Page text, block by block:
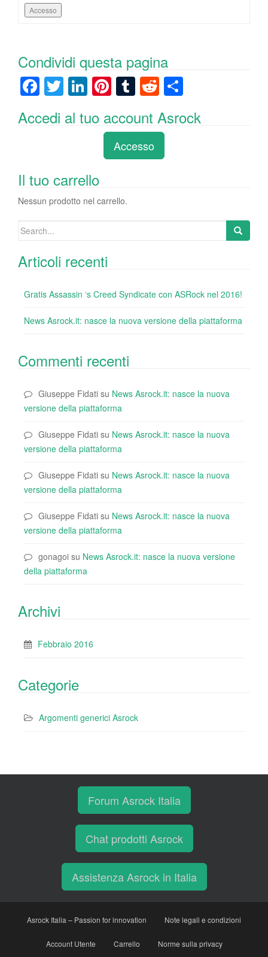
Accesso
Condividi questa pagina
F
c
o
o
k
T
wi
tt
Li
k
n
Pi
er
e
st
T
m
bl
r
R
e
d
di
t
n
Accedi al tuo account Asrock
Accesso
Il tuo carrello
Nessun prodotto nel carrello.
Search
Articoli recenti
Gratis Assassin ‘s Creed Syndicate con ASRock nel 2016!
News Asrock.it: nasce la nuova versione della piattaforma
Commenti recenti
Giuseppe Fidati su News Asrock.it: nasce la nuova
versione della piattaforma
Giuseppe Fidati su News Asrock.it: nasce la nuova
versione della piattaforma
Giuseppe Fidati su News Asrock.it: nasce la nuova
versione della piattaforma
Giuseppe Fidati su News Asrock.it: nasce la nuova
versione della piattaforma
gonagoi su News Asrock.it: nasce la nuova versione
della piattaforma
Archivi
Febbraio 2016
Categorie
Argomenti generici Asrock
Forum Asrock Italia
Chat prodotti Asrock
Assistenza Asrock in Italia
Asrock Italia – Passion for innovation Note legali e condizioni
Account Utente Carrello Norme sulla privacy